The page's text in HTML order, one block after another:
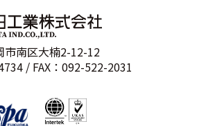
市南区大楠2-12-12
/ FAX：092-522-2031